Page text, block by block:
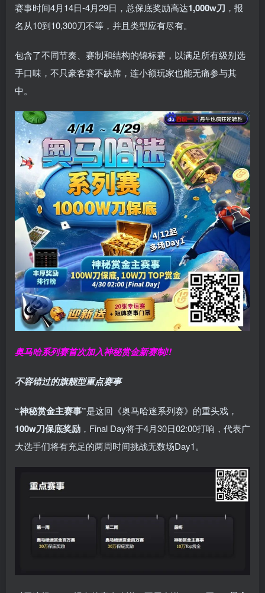
赛事时间4月14日-4月29日，总保底奖励高达1,000w刀 ，报
名从10到10,300刀不等，并且类型应有尽有。
包含了不同节奏、赛制和结构的锦标赛，以满足所有级别选
手口味，不只豪客赛不缺席，连小额玩家也能无痛参与其
中。
奥马哈系列赛首次加入神秘赏金新赛制!!
不容错过的旗舰型重点赛事
“神秘赏金主赛事”是这回《奥马哈迷系列赛》的重头戏，
100w刀保底奖励 ，Final Day将于4月30日02:00打响，代表广
大选手们将有充足的两周时间挑战无数场Day1。